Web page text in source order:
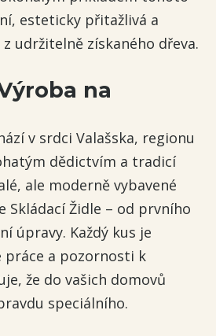
esteticky přitažlivá a
udržitelně získaného dřeva.
na
v srdci Valašska, regionu
dědictvím a tradicí
ale moderně vybavené
Skládací Židle – od prvního
úpravy. Každý kus je
práce a pozornosti k
že do vašich domovů
speciálního.